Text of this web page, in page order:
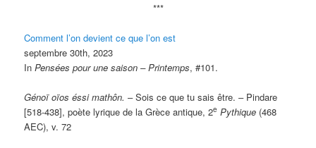
***
Comment l’on devient ce que l’on est
septembre 30th, 2023
InPensées pour une saison – Printemps, #101.
Génoï oïos éssi mathôn. – Sois ce que tu sais être. – Pindare
[518-438], poète lyrique de la Grèce antique, 2e Pythique (468
AEC), v. 72